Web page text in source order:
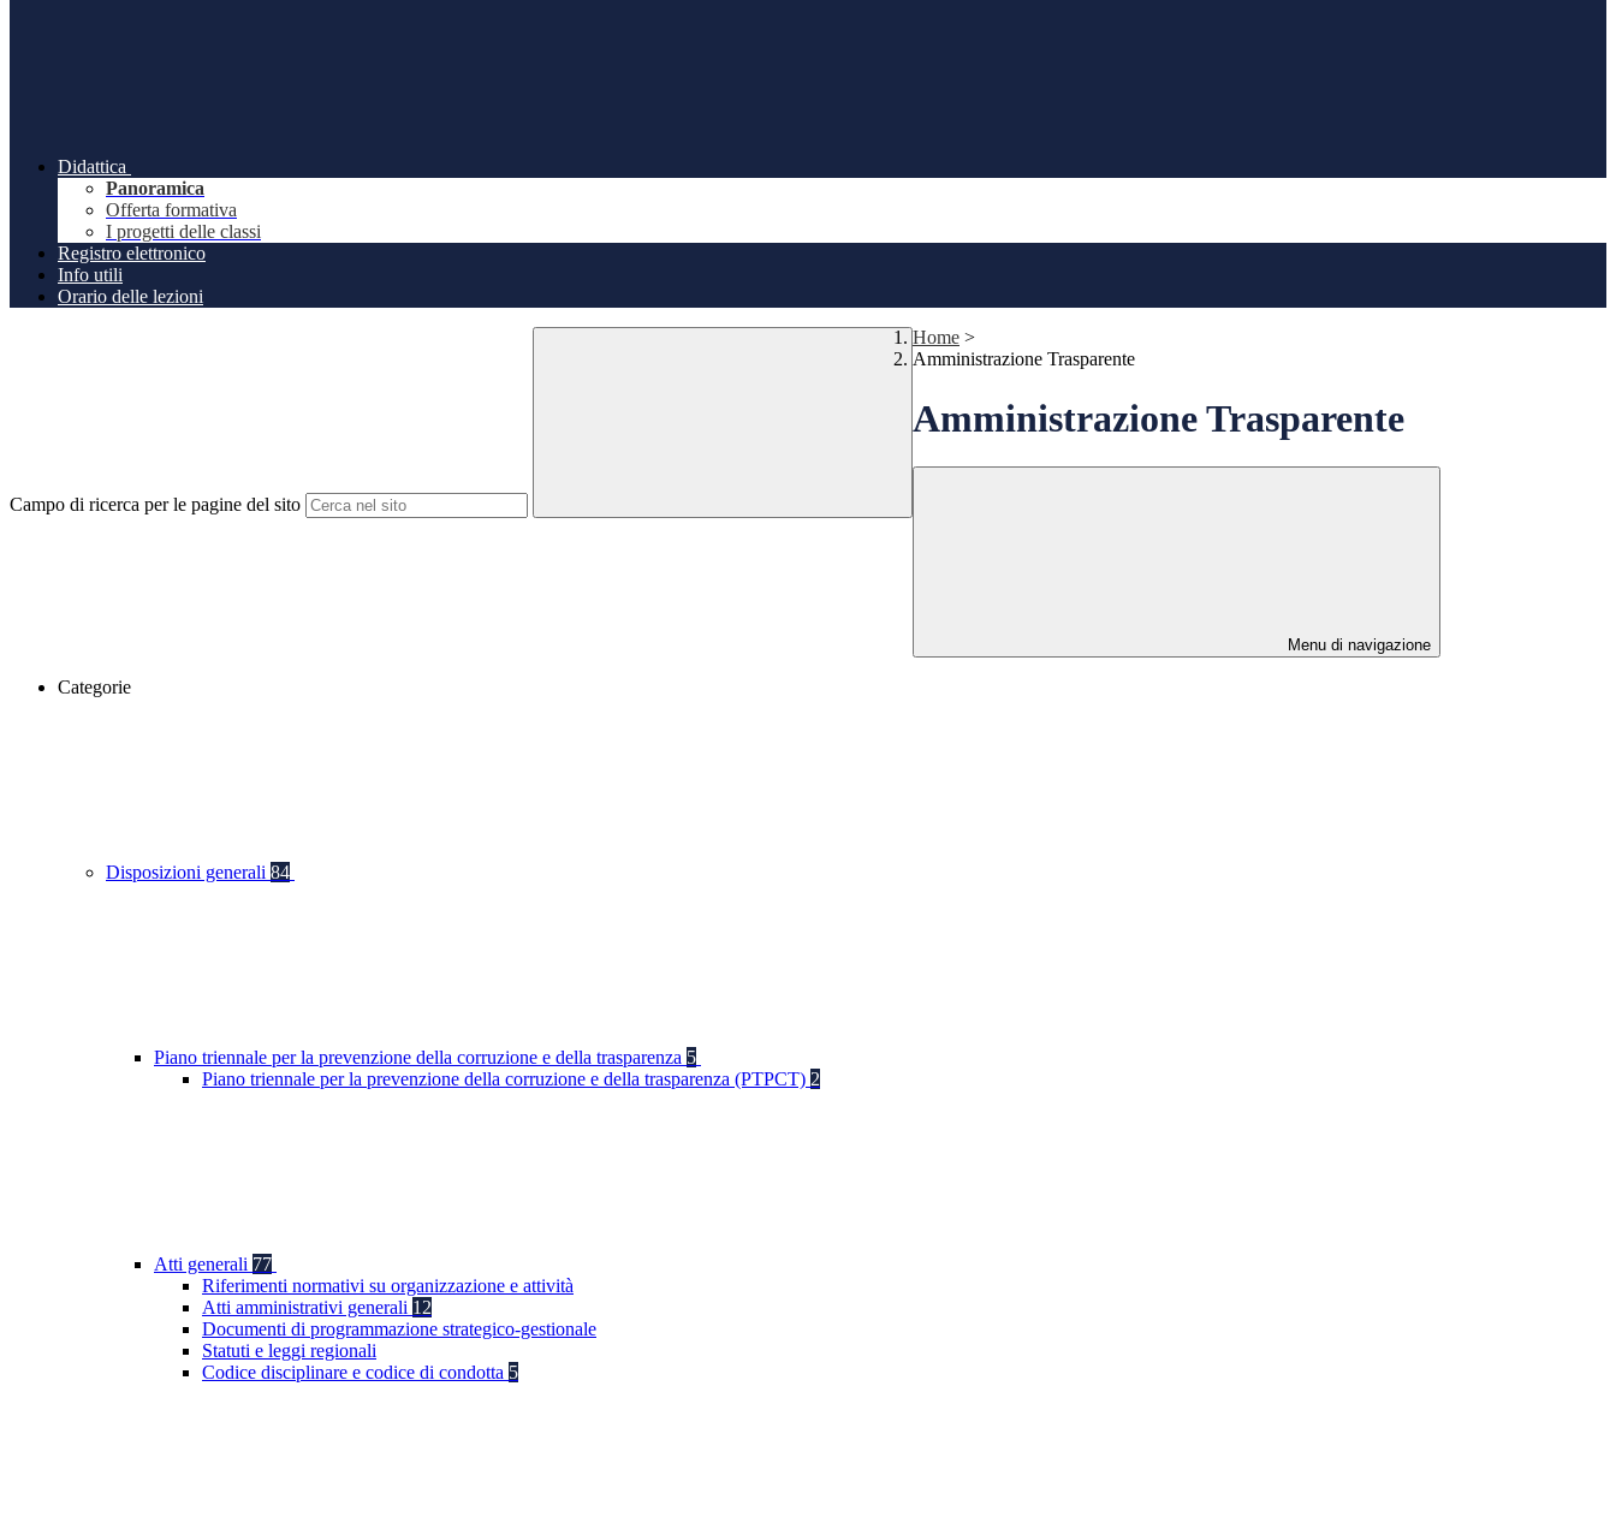
Didattica
Panoramica
Offerta formativa
I progetti delle classi
Registro elettronico
Info utili
Orario delle lezioni
Campo di ricerca per le pagine del sito
Home >
Amministrazione Trasparente
Amministrazione Trasparente
Menu di navigazione
Categorie
Disposizioni generali 84
Piano triennale per la prevenzione della corruzione e della trasparenza 5
Piano triennale per la prevenzione della corruzione e della trasparenza (PTPCT) 2
Atti generali 77
Riferimenti normativi su organizzazione e attività
Atti amministrativi generali 12
Documenti di programmazione strategico-gestionale
Statuti e leggi regionali
Codice disciplinare e codice di condotta 5